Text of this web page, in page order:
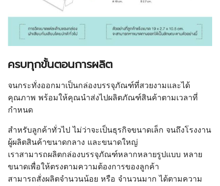
ครบทุกขั้นตอนการผลิต
จนกระทั่งออกมาเป็นกล่องบรรจุภัณฑ์ที่สวยงามและได้
คุณภาพ พร้อมให้คุณนำส่งไปผลิตภัณฑ์สินค้าตามเวลาที่
กำหนด
สำหรับลูกค้าทั่วไป ไม่ว่าจะเป็นธุรกิจขนาดเล็ก จนถึงโรงงาน
ผู้ผลิตสินค้าขนาดกลาง และขนาดใหญ่
เราสามารถผลิตกล่องบรรจุภัณฑ์หลากหลายรูปแบบ หลาย
ขนาดเพื่อให้ตรงตามความต้องการของลูกค้า
สามารถสั่งผลิตจำนวนน้อย หรือ จำนวนมาก ได้ตามความ